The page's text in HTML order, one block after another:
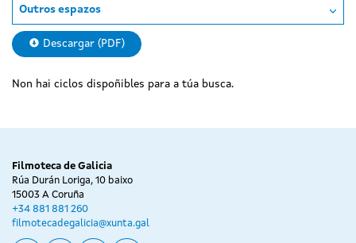
Outros espazos
Descargar (PDF)
Non hai ciclos dispoñibles para a túa busca.
Filmoteca de Galicia
Rúa Durán Loriga, 10 baixo
15003 A Coruña
+34 881 881 260
filmotecadegalicia@xunta.gal